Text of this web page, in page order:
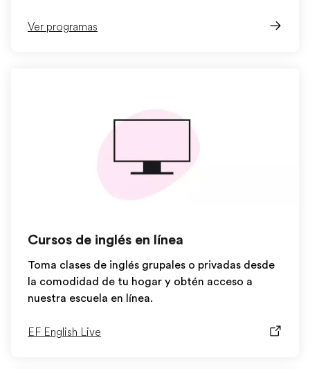
Ver programas
Cursos de inglés en línea
Toma clases de inglés grupales o privadas desde
la comodidad de tu hogar y obtén acceso a
nuestra escuela en línea.
EF English Live